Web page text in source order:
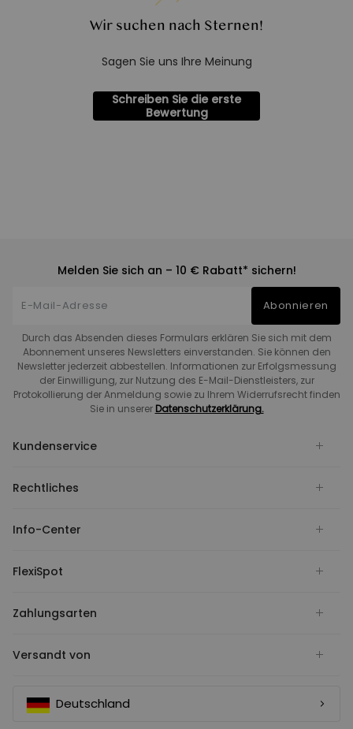
Wir suchen nach Sternen!
Sagen Sie uns Ihre Meinung
Schreiben Sie die erste
Bewertung
Melden Sie sich an – 10 € Rabatt* sichern!
Abonnieren
Durch das Absenden dieses Formulars erklären Sie sich mit dem
Abonnement unseres Newsletters einverstanden. Sie können den
Newsletter jederzeit abbestellen. Informationen zur Erfolgsmessung
der Einwilligung, zur Nutzung des E-Mail-Dienstleisters, zur
Protokollierung der Anmeldung sowie zu Ihrem Widerrufsrecht finden
Sie in unserer Datenschutzerklärung.
Kundenservice
Rechtliches
Info-Center
FlexiSpot
Zahlungsarten
Versandt von
Deutschland